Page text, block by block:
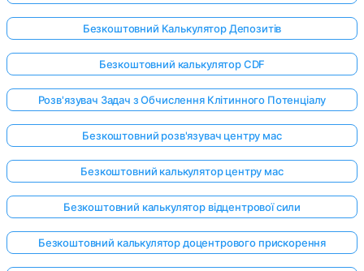
Безкоштовний Калькулятор Депозитів
Безкоштовний калькулятор CDF
Розв'язувач Задач з Обчислення Клітинного Потенціалу
Безкоштовний розв'язувач центру мас
Безкоштовний калькулятор центру мас
Безкоштовний калькулятор відцентрової сили
Безкоштовний калькулятор доцентрового прискорення